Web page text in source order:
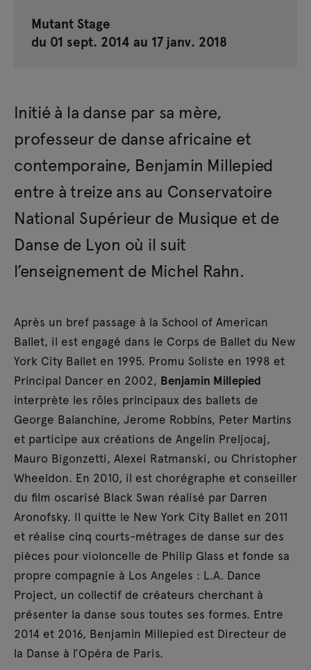
Mutant Stage
du 01 sept. 2014 au 17 janv. 2018
Initié à la danse par sa mère,
professeur de danse africaine et
contemporaine, Benjamin Millepied
entre à treize ans au Conservatoire
National Supérieur de Musique et de
Danse de Lyon où il suit
l’enseignement de Michel Rahn.
Après un bref passage à la School of American
Ballet, il est engagé dans le Corps de Ballet du New
York City Ballet en 1995. Promu Soliste en 1998 et
Principal Dancer en 2002, Benjamin Millepied
interprète les rôles principaux des ballets de
George Balanchine, Jerome Robbins, Peter Martins
et participe aux créations de Angelin Preljocaj,
Mauro Bigonzetti, Alexei Ratmanski, ou Christopher
Wheeldon. En 2010, il est chorégraphe et conseiller
du film oscarisé Black Swan réalisé par Darren
Aronofsky. Il quitte le New York City Ballet en 2011
et réalise cinq courts-métrages de danse sur des
pièces pour violoncelle de Philip Glass et fonde sa
propre compagnie à Los Angeles : L.A. Dance
Project, un collectif de créateurs cherchant à
présenter la danse sous toutes ses formes. Entre
2014 et 2016, Benjamin Millepied est Directeur de
la Danse à l’Opéra de Paris.